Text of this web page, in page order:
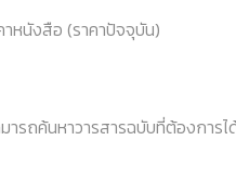
หนังสือ (ราคาปัจจุบัน)
ารถค้นหาวารสารฉบับที่ต้องการ